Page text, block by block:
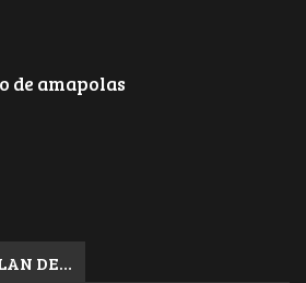
de amapolas
DE…